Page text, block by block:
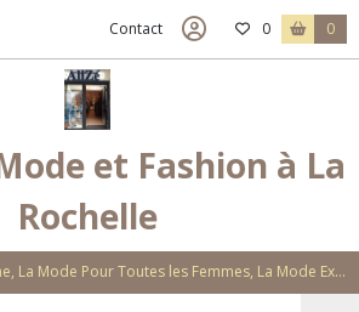
Contact 0 0
et Fashion à La
Rochelle
La Mode Comme on l'Aime, La Mode Pour Toutes les Femmes, La Mode Exclusive Aux Matières Et Couleurs Novatrices, La Mode Qui Vous Séduira